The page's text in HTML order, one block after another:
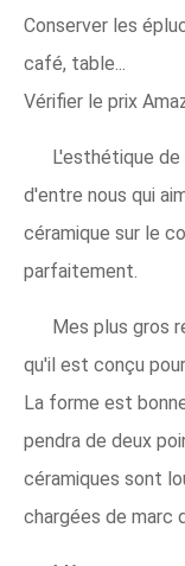
Conserver les
café, table...
Vérifier le prix
L'esthétique
d'entre nous qui
céramique sur le
parfaitement.
Mes plus gros
qu'il est conçu
La forme est
pendra de deux
céramiques sont
chargées de marc